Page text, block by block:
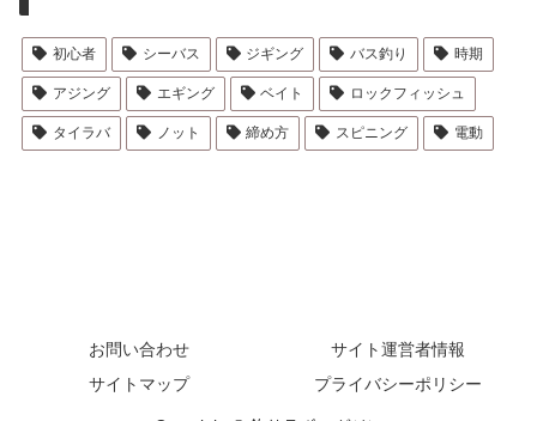
初心者 シーバス ジギング バス釣り 時期
アジング エギング ベイト ロックフィッシュ
タイラバ ノット 締め方 スピニング 電動
お問い合わせ
サイト運営者情報
サイトマップ
プライバシーポリシー